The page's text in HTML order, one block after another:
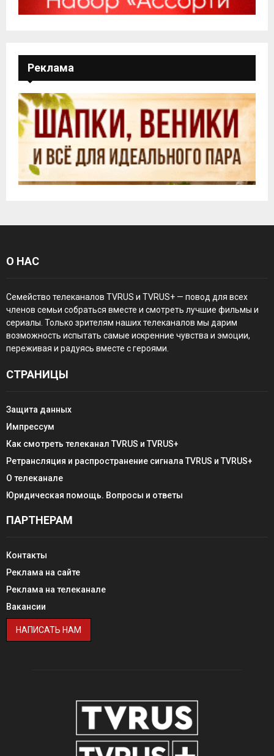
Реклама
О НАС
Семейство телеканалов TVRUS и TVRUS+ — повод для всех
членов семьи собраться вместе и смотреть лучшие фильмы и
сериалы. Только зрителям наших телеканалов мы дарим
возможность испытать самые искренние чувства и эмоции,
переживая и радуясь вместе с героями.
СТРАНИЦЫ
Защита данных
Импрессум
Как смотреть телеканал TVRUS и TVRUS+
Ретрансляция и распространение сигнала TVRUS и TVRUS+
О телеканале
Юридическая помощь. Вопросы и ответы
ПАРТНЕРАМ
Контакты
Реклама на сайте
Реклама на телеканале
Вакансии
НАПИСАТЬ НАМ